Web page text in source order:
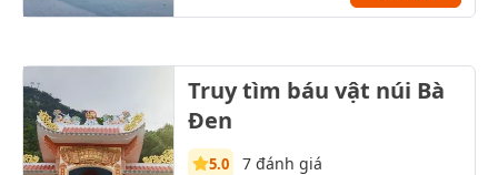
Truy tìm báu vật núi Bà
Đen
5.0 7 đánh giá